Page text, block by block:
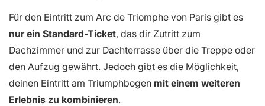
Für den Eintritt zum Arc de Triomphe von Paris gibt es
nur ein Standard-Ticket, das dir Zutritt zum
Dachzimmer und zur Dachterrasse über die Treppe oder
den Aufzug gewährt. Jedoch gibt es die Möglichkeit,
deinen Eintritt am Triumphbogen mit einem weiteren
Erlebnis zu kombinieren.